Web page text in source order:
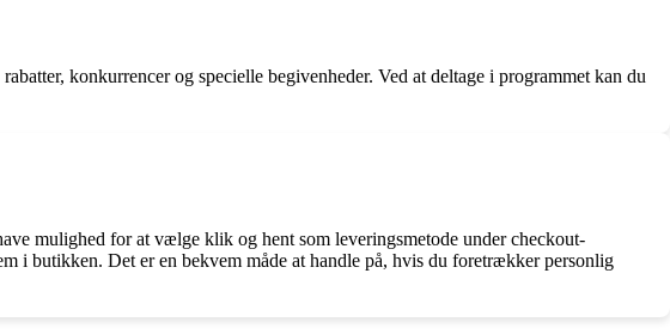
konkurrencer og specielle begivenheder. Ved at deltage i programmet kan du
mulighed for at vælge klik og hent som leveringsmetode under checkout-
i butikken. Det er en bekvem måde at handle på, hvis du foretrækker personlig